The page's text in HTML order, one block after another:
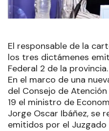
El responsable de la
los tres dictámenes
Federal 2 de la provincia.
En el marco de una
del Consejo de
19 el ministro de
Jorge Oscar Ibáñez, se
emitidos por el